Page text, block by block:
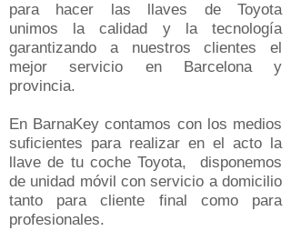
para hacer las llaves de Toyota
unimos la calidad y la tecnología
garantizando a nuestros clientes el
mejor servicio en Barcelona y
provincia.
En BarnaKey contamos con los medios
suficientes para realizar en el acto la
llave de tu coche Toyota, disponemos
de unidad móvil con servicio a domicilio
tanto para cliente final como para
profesionales.